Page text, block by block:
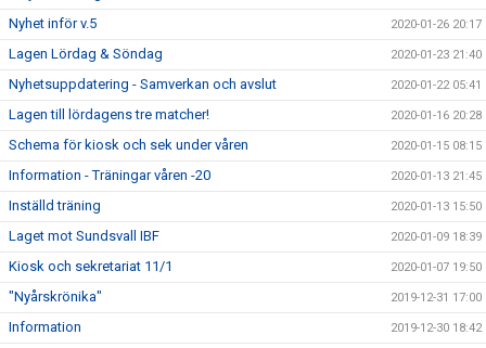
Nyhet inför v.5 2020-01-26 20:17
Lagen Lördag & Söndag 2020-01-23 21:40
Nyhetsuppdatering - Samverkan och avslut 2020-01-22 05:41
Lagen till lördagens tre matcher! 2020-01-16 20:28
Schema för kiosk och sek under våren 2020-01-15 08:15
Information - Träningar våren -20 2020-01-13 21:45
Inställd träning 2020-01-13 15:50
Laget mot Sundsvall IBF 2020-01-09 18:39
Kiosk och sekretariat 11/1 2020-01-07 19:50
"Nyårskrönika" 2019-12-31 17:00
Information 2019-12-30 18:42